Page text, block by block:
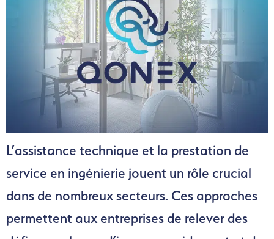
L’assistance technique et la prestation de
service en ingénierie jouent un rôle crucial
dans de nombreux secteurs. Ces approches
permettent aux entreprises de relever des